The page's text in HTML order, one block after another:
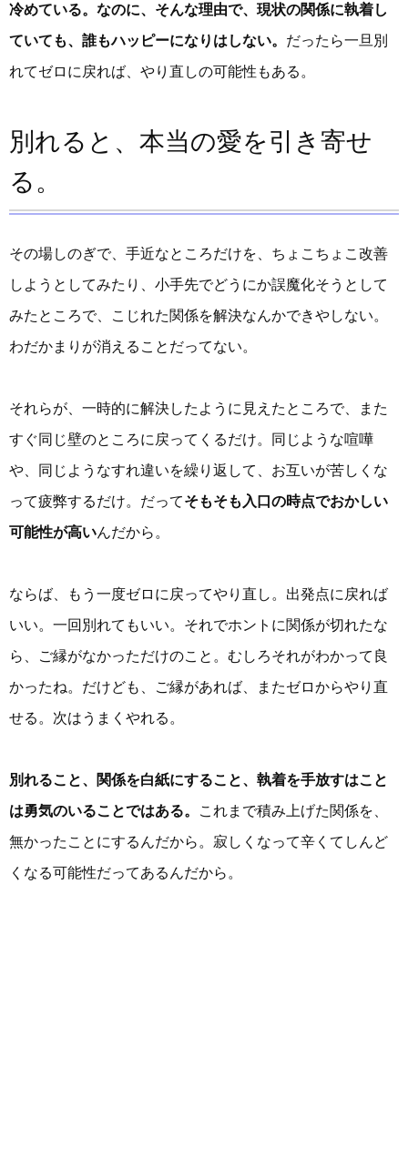
冷めている。なのに、そんな理由で、現状の関係に執着し
ていても、誰もハッピーになりはしない。 だったら一旦別
れてゼロに戻れば、やり直しの可能性もある。
別れると、本当の愛を引き寄せ
る。
その場しのぎで、手近なところだけを、ちょこちょこ改善
しようとしてみたり、小手先でどうにか誤魔化そうとして
みたところで、こじれた関係を解決なんかできやしない。
わだかまりが消えることだってない。
それらが、一時的に解決したように見えたところで、また
すぐ同じ壁のところに戻ってくるだけ。同じような喧嘩
や、同じようなすれ違いを繰り返して、お互いが苦しくな
って疲弊するだけ。だってそもそも入口の時点でおかしい
可能性が高いんだから。
ならば、もう一度ゼロに戻ってやり直し。出発点に戻れば
いい。一回別れてもいい。それでホントに関係が切れたな
ら、ご縁がなかっただけのこと。むしろそれがわかって良
かったね。だけども、ご縁があれば、またゼロからやり直
せる。次はうまくやれる。
別れること、関係を白紙にすること、執着を手放すはこと
は勇気のいることではある。
これまで積み上げた関係を、
無かったことにするんだから。寂しくなって辛くてしんど
くなる可能性だってあるんだから。